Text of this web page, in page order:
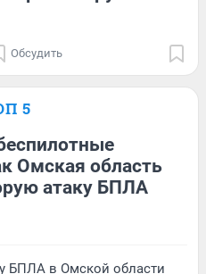
Обсудить
5
Омская область
атаку БПЛА
БПЛА в Омской области